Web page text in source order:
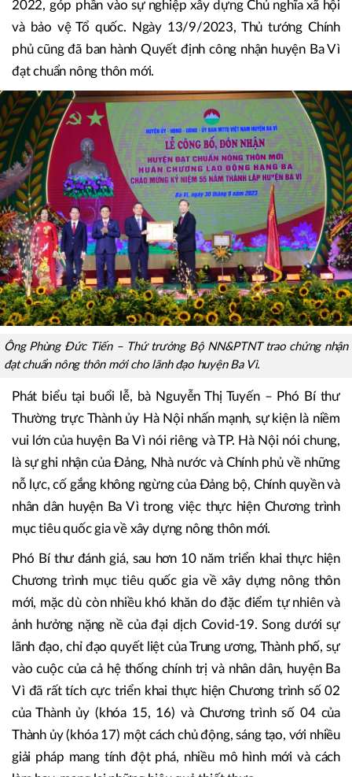
nước đã tặng thưởng Huân chương Lao động hạng Ba cho
Đảng bộ, Chính quyền và nhân dân huyện Ba Vì do có
thành tích xuất sắc trong công tác giảm nghèo và công tác
dân tộc trên địa bàn thành phố Hà Nội giai đoạn 2018-
2022, góp phần vào sự nghiệp xây dựng Chủ nghĩa xã hội
và bảo vệ Tổ quốc. Ngày 13/9/2023, Thủ tướng Chính
phủ cũng đã ban hành Quyết định công nhận huyện Ba Vì
đạt chuẩn nông thôn mới.
Ông Phùng Đức Tiến – Thứ trưởng Bộ NN&PTNT trao chứng nhận
đạt chuẩn nông thôn mới cho lãnh đạo huyện Ba Vì.
Phát biểu tại buổi lễ, bà Nguyễn Thị Tuyến – Phó Bí thư
Thường trực Thành ủy Hà Nội nhấn mạnh, sự kiện là niềm
là sự ghi nhận của Đảng, Nhà nước và Chính phủ về những
nỗ lực, cố gắng không ngừng của Đảng bộ, Chính quyền và
nhân dân huyện Ba Vì trong việc thực hiện Chương trình
mục tiêu quốc gia về xây dựng nông thôn mới.
Phó Bí thư đánh giá, sau hơn 10 năm triển khai thực hiện
Chương trình mục tiêu quốc gia về xây dựng nông thôn
mới, mặc dù còn nhiều khó khăn do đặc điểm tự nhiên và
ảnh hưởng nặng nề của đại dịch Covid-19. Song dưới sự
lãnh đạo, chỉ đạo quyết liệt của Trung ương, Thành phố, sự